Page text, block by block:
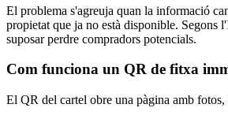
El problema s'agreuja quan la informació
propietat que ja no està disponible. Segons
suposar perdre compradors potencials.
Com funciona un QR de fitxa
El QR del cartel obre una pàgina amb